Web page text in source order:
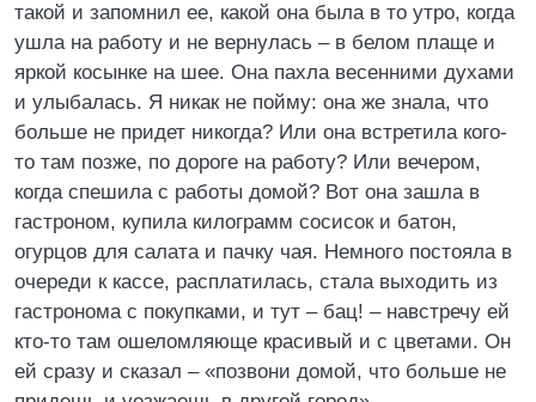
такой и запомнил ее, какой она была в то утро, когда
ушла на работу и не вернулась – в белом плаще и
яркой косынке на шее. Она пахла весенними духами
и улыбалась. Я никак не пойму: она же знала, что
больше не придет никогда? Или она встретила кого-
то там позже, по дороге на работу? Или вечером,
когда спешила с работы домой? Вот она зашла в
гастроном, купила килограмм сосисок и батон,
огурцов для салата и пачку чая. Немного постояла в
очереди к кассе, расплатилась, стала выходить из
гастронома с покупками, и тут – бац! – навстречу ей
кто-то там ошеломляюще красивый и с цветами. Он
ей сразу и сказал – «позвони домой, что больше не